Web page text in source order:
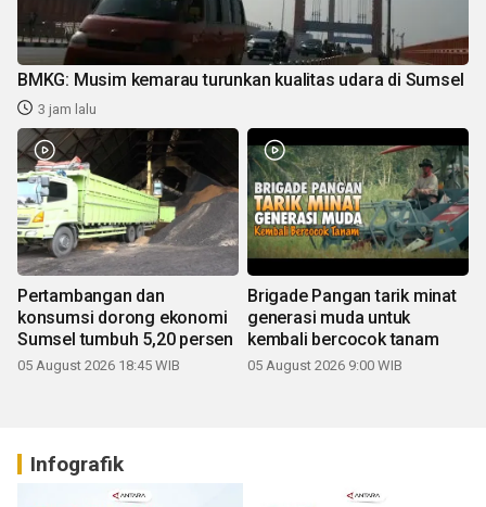
BMKG: Musim kemarau turunkan kualitas udara di Sumsel
3 jam lalu
Pertambangan dan
konsumsi dorong ekonomi
Sumsel tumbuh 5,20 persen
05 August 2026 18:45 WIB
Brigade Pangan tarik minat
generasi muda untuk
kembali bercocok tanam
05 August 2026 9:00 WIB
Infografik